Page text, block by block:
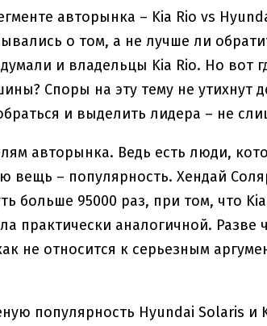
авторынка – Kia Rio vs
о том, а не лучше ли
и владельцы Kia Rio. Но вот
Споры на эту тему не утихнут
и выделить лидера – не
авторынка. Ведь есть люди,
вещь – популярность. Хендай
больше 95000 раз, при том, что
практически аналогичной. Разве
не относится к серьезным
популярность Hyundai Solaris и